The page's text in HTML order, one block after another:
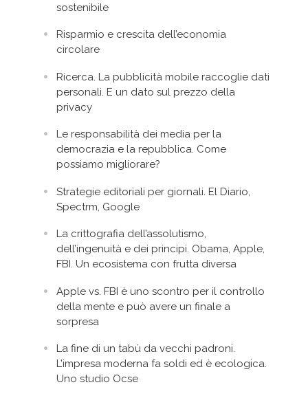
sostenibile
Risparmio e crescita dell’economia
circolare
Ricerca. La pubblicità mobile raccoglie dati
personali. E un dato sul prezzo della
privacy
Le responsabilità dei media per la
democrazia e la repubblica. Come
possiamo migliorare?
Strategie editoriali per giornali. El Diario,
Spectrm, Google
La crittografia dell’assolutismo,
dell’ingenuità e dei principi. Obama, Apple,
FBI. Un ecosistema con frutta diversa
Apple vs. FBI è uno scontro per il controllo
della mente e può avere un finale a
sorpresa
La fine di un tabù da vecchi padroni.
L’impresa moderna fa soldi ed è ecologica.
Uno studio Ocse